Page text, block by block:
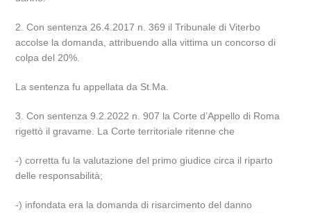
2. Con sentenza 26.4.2017 n. 369 il Tribunale di Viterbo
accolse la domanda, attribuendo alla vittima un concorso di
colpa del 20%.
La sentenza fu appellata da St.Ma.
3. Con sentenza 9.2.2022 n. 907 la Corte d’Appello di Roma
rigettò il gravame. La Corte territoriale ritenne che
-) corretta fu la valutazione del primo giudice circa il riparto
delle responsabilità;
-) infondata era la domanda di risarcimento del danno